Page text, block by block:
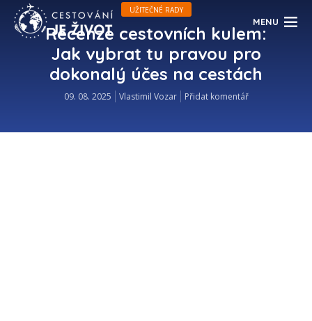
MENU
UŽITEČNÉ RADY
Recenze cestovních kulem:
Jak vybrat tu pravou pro
dokonalý účes na cestách
09. 08. 2025 Vlastimil Vozar Přidat komentář